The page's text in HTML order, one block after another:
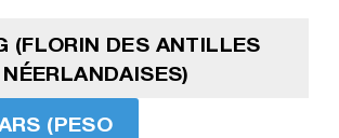
(FLORIN DES ANTILLES
NÉERLANDAISES)
(PESO